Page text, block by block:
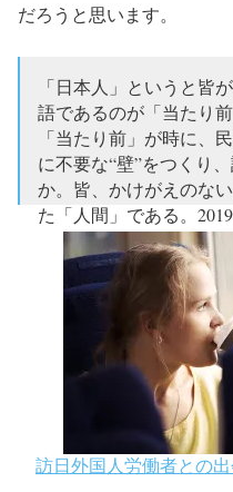
だろうと思います。
「日本人」というと皆
語であるのが「当たり
「当たり前」が時に、
に不要な“壁”をつくり
か。皆、かけがえのな
た「人間」である。
pic.twitter.com/
— Hibihossin (@hibihossin)
訪日外国人労働者との